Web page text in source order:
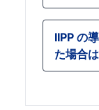
て維持
はい、
病気の
を訓練
のメリ
IIPP の
た場合